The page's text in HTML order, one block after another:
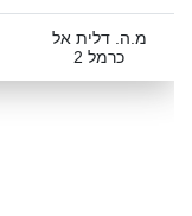
מ.ה. דלית אל
כרמל 2